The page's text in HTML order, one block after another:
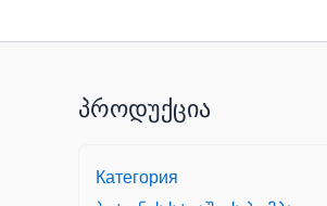
პროდუქცია
Категория